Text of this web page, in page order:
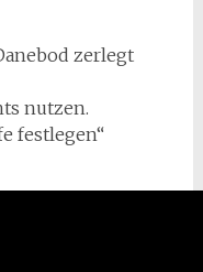
zerlegt
nutzen.
festlegen“